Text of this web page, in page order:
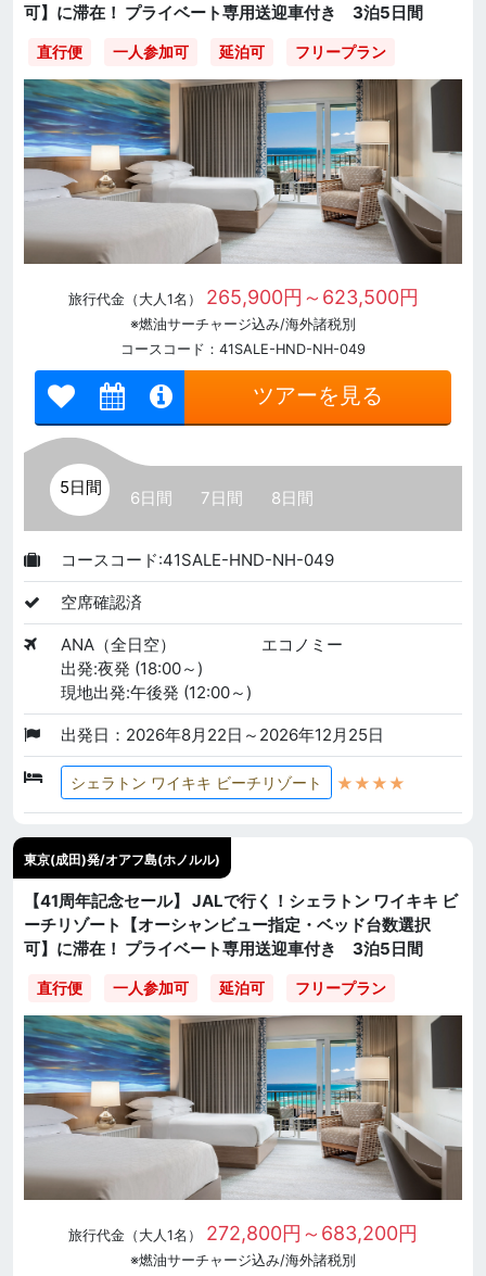
可】に滞在！ プライベート専用送迎車付き 3泊5日間
直行便 一人参加可 延泊可 フリープラン
旅行代金（大人1名） 265,900円～623,500円
※燃油サーチャージ込み/海外諸税別
コースコード：41SALE-HND-NH-049
ツアーを見る
5日間
6日間 7日間 8日間
コースコード:41SALE-HND-NH-049
空席確認済
ANA（全日空）
エコノミー
出発:夜発 (18:00～)
現地出発:午後発 (12:00～)
出発日：2026年8月22日～2026年12月25日
シェラトン ワイキキ ビーチリゾート ★★★★
東京(成田)発/オアフ島(ホノルル)
【41周年記念セール】 JALで行く！シェラトン ワイキキ ビ
ーチリゾート【オーシャンビュー指定・ベッド台数選択
可】に滞在！ プライベート専用送迎車付き 3泊5日間
直行便 一人参加可 延泊可 フリープラン
旅行代金（大人1名） 272,800円～683,200円
※燃油サーチャージ込み/海外諸税別